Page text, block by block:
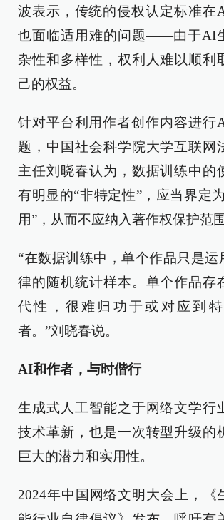
波表示，传统的侵权认定标准在
也面临适用难的问题——由于AI
杂性和多样性，权利人难以顺利
己的权益。
针对平台利用作者创作内容进行
题，中国社会科学院大学互联网
主任刘晓春认为，数据训练中的
有明显的“非特定性”，应当界定
用”，从而不应纳入著作权保护范围
“在数据训练中，单个作品只是运
律的随机统计样本。单个作品存
代性，很难归功于或对应到
者。”刘晓春说。
AI和作者，与时偕行
生成式人工智能之于网络文学行
技术革新，也是一次转型升级的
巨大的潜力和实用性。
2024年中国网络文明大会上，《